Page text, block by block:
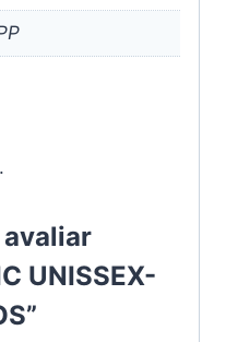
avaliar
UNISSEX-